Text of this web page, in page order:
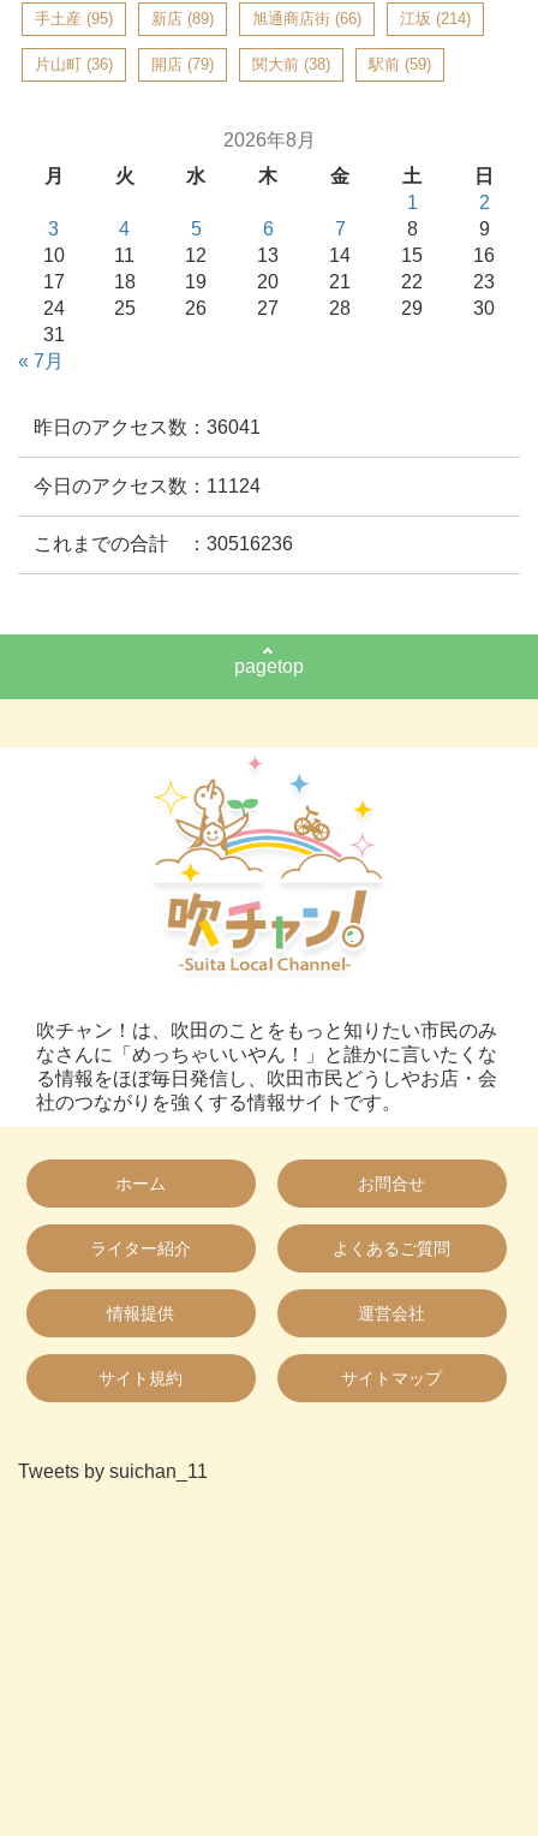
手土産 (95) 新店 (89) 旭通商店街 (66) 江坂 (214)
片山町 (36) 開店 (79) 関大前 (38) 駅前 (59)
2026年8月
月
火 水 木 金 土
日
1
2
3
4 5 6 7 8
9
10
11 12 13 14 15
16
17
18 19 20 21 22
23
24
25 26 27 28 29
30
31
« 7月
昨日のアクセス数：36041
今日のアクセス数：11124
これまでの合計 ：30516236
pagetop
吹チャン！は、吹田のことをもっと知りたい市民のみ
なさんに「めっちゃいいやん！」と誰かに言いたくな
る情報をほぼ毎日発信し、吹田市民どうしやお店・会
社のつながりを強くする情報サイトです。
ホーム お問合せ
ライター紹介 よくあるご質問
情報提供 運営会社
サイト規約 サイトマップ
Tweets by suichan_11